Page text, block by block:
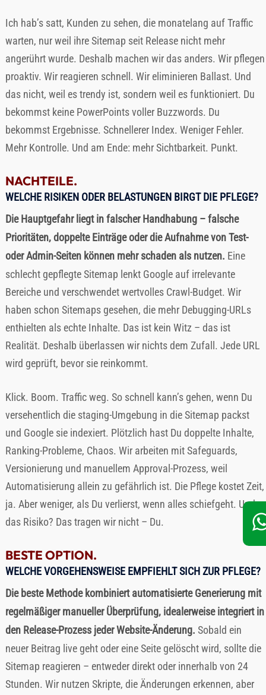
Ich hab’s satt, Kunden zu sehen, die monatelang auf Traffic
warten, nur weil ihre Sitemap seit Release nicht mehr
angerührt wurde. Deshalb machen wir das anders. Wir pflegen
proaktiv. Wir reagieren schnell. Wir eliminieren Ballast. Und
das nicht, weil es trendy ist, sondern weil es funktioniert. Du
bekommst keine PowerPoints voller Buzzwords. Du
bekommst Ergebnisse. Schnellerer Index. Weniger Fehler.
Mehr Kontrolle. Und am Ende: mehr Sichtbarkeit. Punkt.
NACHTEILE.
WELCHE RISIKEN ODER BELASTUNGEN BIRGT DIE PFLEGE?
Die Hauptgefahr liegt in falscher Handhabung – falsche
Prioritäten, doppelte Einträge oder die Aufnahme von Test-
oder Admin-Seiten können mehr schaden als nutzen. Eine
schlecht gepflegte Sitemap lenkt Google auf irrelevante
Bereiche und verschwendet wertvolles Crawl-Budget. Wir
haben schon Sitemaps gesehen, die mehr Debugging-URLs
enthielten als echte Inhalte. Das ist kein Witz – das ist
Realität. Deshalb überlassen wir nichts dem Zufall. Jede URL
wird geprüft, bevor sie reinkommt.
Klick. Boom. Traffic weg. So schnell kann’s gehen, wenn Du
versehentlich die staging-Umgebung in die Sitemap packst
und Google sie indexiert. Plötzlich hast Du doppelte Inhalte,
Ranking-Probleme, Chaos. Wir arbeiten mit Safeguards,
Versionierung und manuellem Approval-Prozess, weil
Automatisierung allein zu gefährlich ist. Die Pflege kostet Zeit,
ja. Aber weniger, als Du verlierst, wenn alles schiefgeht. Und
das Risiko? Das tragen wir nicht – Du.
BESTE OPTION.
WELCHE VORGEHENSWEISE EMPFIEHLT SICH ZUR PFLEGE?
Die beste Methode kombiniert automatisierte Generierung mit
regelmäßiger manueller Überprüfung, idealerweise integriert in
den Release-Prozess jeder Website-Änderung. Sobald ein
neuer Beitrag live geht oder eine Seite gelöscht wird, sollte die
Sitemap reagieren – entweder direkt oder innerhalb von 24
Stunden. Wir nutzen Skripte, die Änderungen erkennen, aber